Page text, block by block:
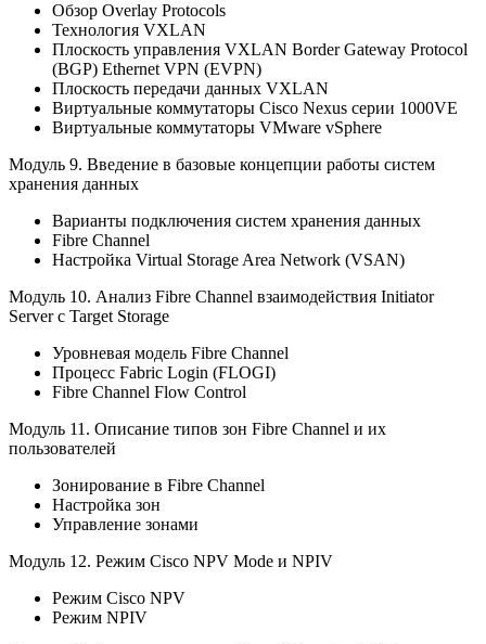
Обзор Overlay Protocols
Технология VXLAN
Плоскость управления VXLAN Border Gateway Protocol
(BGP) Ethernet VPN (EVPN)
Плоскость передачи данных VXLAN
Виртуальные коммутаторы Cisco Nexus серии 1000VE
Виртуальные коммутаторы VMware vSphere
Модуль 9. Введение в базовые концепции работы систем
хранения данных
Варианты подключения систем хранения данных
Fibre Channel
Настройка Virtual Storage Area Network (VSAN)
Модуль 10. Анализ Fibre Channel взаимодействия Initiator
Server с Target Storage
Уровневая модель Fibre Channel
Процесс Fabric Login (FLOGI)
Fibre Channel Flow Control
Модуль 11. Описание типов зон Fibre Channel и их
пользователей
Зонирование в Fibre Channel
Настройка зон
Управление зонами
Модуль 12. Режим Cisco NPV Mode и NPIV
Режим Cisco NPV
Режим NPIV